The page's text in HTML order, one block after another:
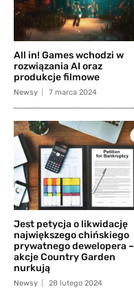
All in! Games wchodzi w
rozwiązania AI oraz
produkcje filmowe
Newsy 7 marca 2024
Jest petycja o likwidację
największego chińskiego
prywatnego dewelopera –
akcje Country Garden
nurkują
Newsy 28 lutego 2024